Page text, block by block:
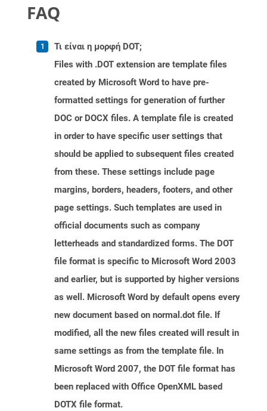
FAQ
Τι είναι η μορφή DOT;
Files with .DOT extension are template files
created by Microsoft Word to have pre-
formatted settings for generation of further
DOC or DOCX files. A template file is created
in order to have specific user settings that
should be applied to subsequent files created
from these. These settings include page
margins, borders, headers, footers, and other
page settings. Such templates are used in
official documents such as company
letterheads and standardized forms. The DOT
file format is specific to Microsoft Word 2003
and earlier, but is supported by higher versions
as well. Microsoft Word by default opens every
new document based on normal.dot file. If
modified, all the new files created will result in
same settings as from the template file. In
Microsoft Word 2007, the DOT file format has
been replaced with Office OpenXML based
DOTX file format.